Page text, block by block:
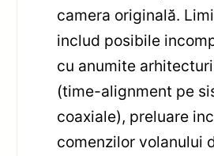
camera originală.
includ posibile
cu anumite arhitecturi
(time-alignment pe
coaxiale), preluare
comenzilor volanului